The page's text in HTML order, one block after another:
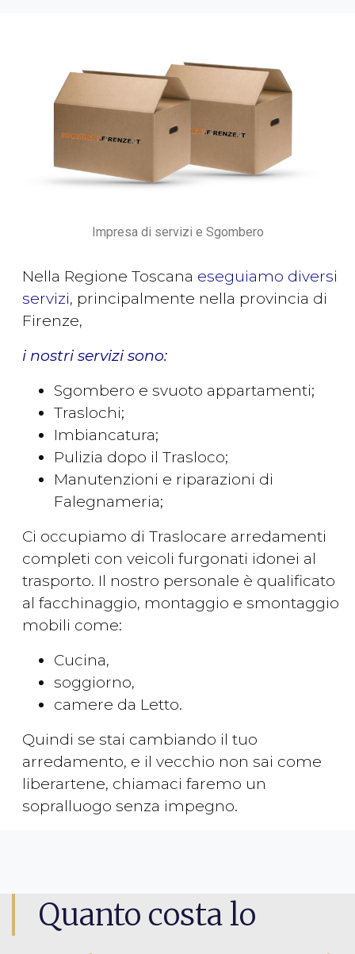
Impresa di servizi e Sgombero
Nella Regione Toscana eseguiamo diversi
servizi, principalmente nella provincia di
Firenze,
i nostri servizi sono:
Sgombero e svuoto appartamenti;
Traslochi;
Imbiancatura;
Pulizia dopo il Trasloco;
Manutenzioni e riparazioni di
Falegnameria;
Ci occupiamo di Traslocare arredamenti
completi con veicoli furgonati idonei al
trasporto. Il nostro personale è qualificato
al facchinaggio, montaggio e smontaggio
mobili come:
Cucina,
soggiorno,
camere da Letto.
Quindi se stai cambiando il tuo
arredamento, e il vecchio non sai come
liberartene, chiamaci faremo un
sopralluogo senza impegno.
Quanto costa lo